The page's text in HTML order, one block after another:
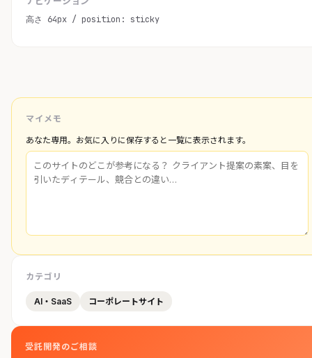
高さ 64px / position: sticky
マイメモ
あなた専用。お気に入りに保存すると一覧に表示されます。
カテゴリ
AI・SaaS コーポレートサイト
受託開発のご相談